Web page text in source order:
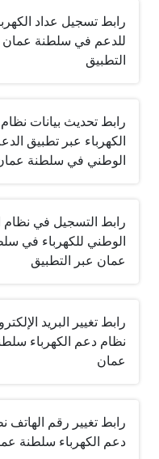
رابط تسجيل عداد
للدعم في سلطنة عمان
التطبيق
رابط تحديث بيانات
الكهرباء عبر تطبيق
الوطني في سلطنة
رابط التسجيل في نظام
الوطني للكهرباء في
عمان عبر التطبيق
رابط تغيير البريد
نظام دعم الكهرباء
عمان
رابط‏ تغيير رقم الهاتف
دعم الكهرباء سلطنة